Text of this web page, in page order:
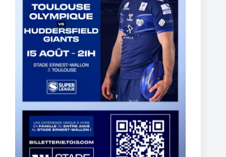
Thomas Lacans s’engage avec le Toulouse Olympique
5 mars 2025